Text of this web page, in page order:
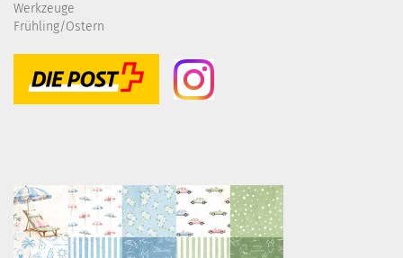
Werkzeuge
Frühling/Ostern